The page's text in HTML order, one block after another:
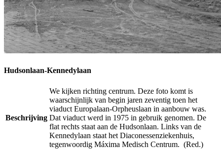
Hudsonlaan-Kennedylaan
Beschrijving
We kijken richting centrum. Deze foto komt is
waarschijnlijk van begin jaren zeventig toen het
viaduct Europalaan-Orpheuslaan in aanbouw was.
Dat viaduct werd in 1975 in gebruik genomen. De
flat rechts staat aan de Hudsonlaan. Links van de
Kennedylaan staat het Diaconessenziekenhuis,
tegenwoordig Máxima Medisch Centrum. (Red.)